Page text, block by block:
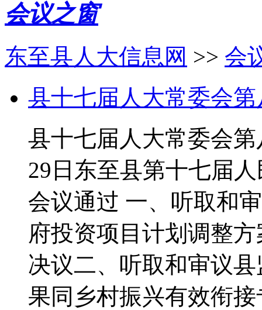
会议之窗
东至县人大信息网 >> 会
县十七届人大常委会
县十七届人大常委会
29日东至县第十七届
会议通过 一、听取和
府投资项目计划调整
决议二、听取和审议
果同乡村振兴有效衔